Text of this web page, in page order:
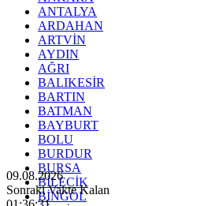
ANTALYA
ARDAHAN
ARTVİN
AYDIN
AĞRI
BALIKESİR
BARTIN
BATMAN
BAYBURT
BOLU
BURDUR
BURSA
BİLECİK
BİNGÖL
09.08.2026
Sonraki Vakte Kalan